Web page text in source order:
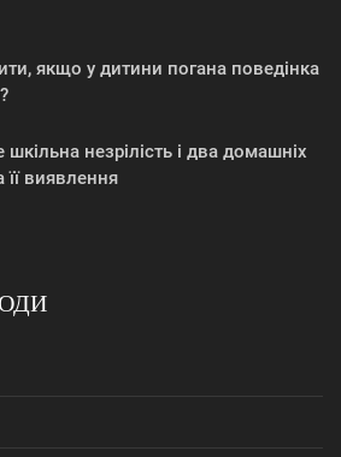
якщо у дитини погана поведінка
незрілість і два домашніх
її виявлення